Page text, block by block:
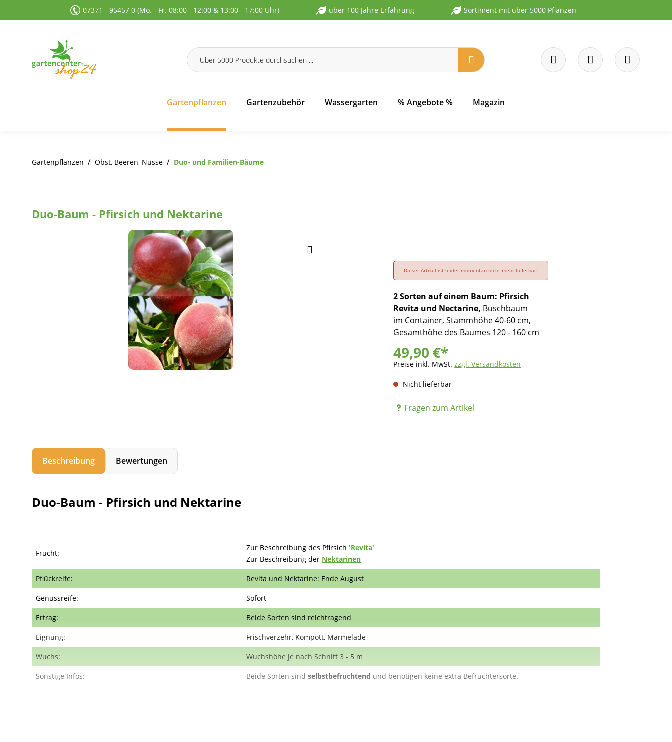
Zur Hauptnavigation springen
07371 - 95457 0 (Mo. - Fr. 08:00 - 12:00 & 13:00 - 17:00 Uhr) über 100 Jahre Erfahrung Sortiment mit über 5000 Pflanzen
Gartenpflanzen Gartenzubehör Wassergarten % Angebote % Magazin
Gartenpflanzen / Obst, Beeren, Nüsse / Duo- und Familien-Bäume
Duo-Baum - Pfirsich und Nektarine
Dieser Artikel ist leider momentan nicht mehr lieferbar!
2 Sorten auf einem Baum: Pfirsich
Revita und Nectarine, Buschbaum
im Container, Stammhöhe 40-60 cm,
Gesamthöhe des Baumes 120 - 160 cm
49,90 €*
Preise inkl. MwSt.zzgl. Versandkosten
Nicht lieferbar
Fragen zum Artikel
Beschreibung Bewertungen
Duo-Baum - Pfirsich und Nektarine
Frucht:
Zur Beschreibung des Pfirsich 'Revita'
Zur Beschreibung der Nektarinen
Pflückreife: Revita und Nektarine: Ende August
Genussreife: Sofort
Ertrag: Beide Sorten sind reichtragend
Eignung: Frischverzehr, Kompott, Marmelade
Wuchs: Wuchshöhe je nach Schnitt 3 - 5 m
Sonstige Infos: Beide Sorten sind selbstbefruchtend und benötigen keine extra Befruchtersorte.